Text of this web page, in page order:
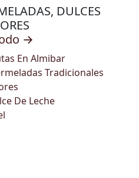
DULCES
→
En Almibar
Tradicionales
De Leche